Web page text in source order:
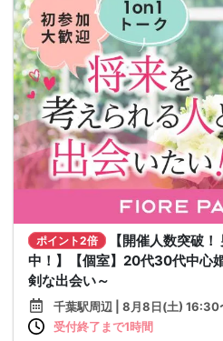
ポイント2倍
【開催人数突破
中！】【個室】20代30代中心
剣な出会い～
千葉駅周辺 | 8月8日(土) 16:30
受付終了まで1時間